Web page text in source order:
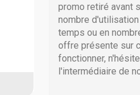
promo retiré avant
nombre
temps ou en
offre présente sur
fonctionner,
l'intermédiaire de